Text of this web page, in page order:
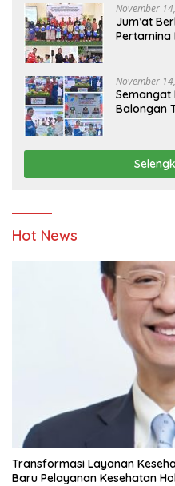
November
Jum’at
Pertamina
November
Semangat
Balongan
Pendidikan
Hot News
Transformasi Layanan
Baru Pelayanan Kesehatan